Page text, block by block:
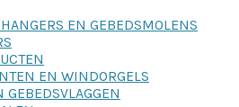
EN GEBEDSMOLENS
EN WINDORGELS
GEBEDSVLAGGEN